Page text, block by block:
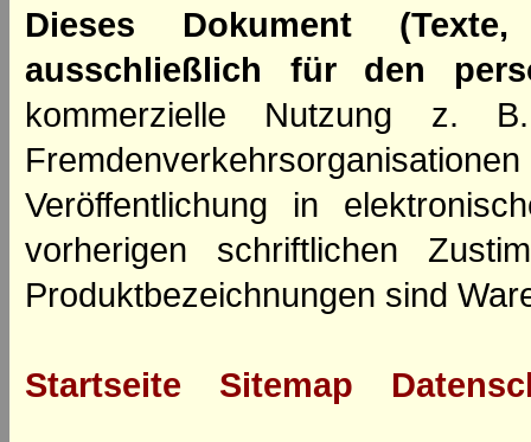
Dieses Dokument
ausschließlich für den
kommerzielle Nutzung z.
Veröffentlichung in
vorherigen schriftlichen
Produktbezeichnungen sind
Startseite Sitemap